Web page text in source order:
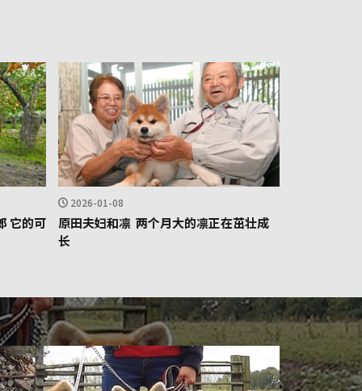
它的可
2026-01-08
原田夫妇和凛 两个月大的凛正在茁壮成
长